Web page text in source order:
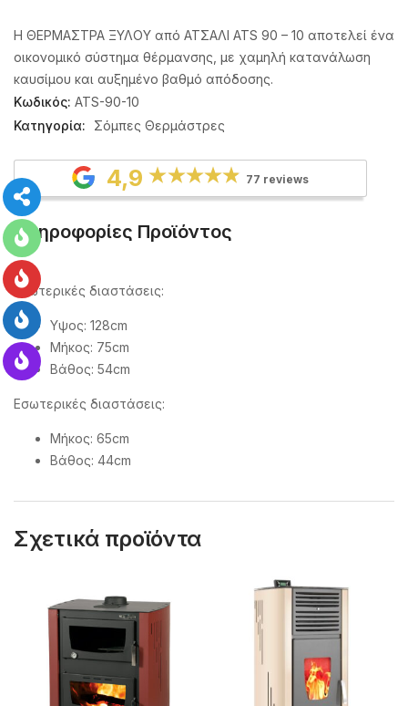
H ΘΕΡΜΑΣΤΡΑ ΞΥΛΟΥ από ΑΤΣΑΛΙ ATS 90 – 10 αποτελεί ένα
οικονομικό σύστημα θέρμανσης, με χαμηλή κατανάλωση
καυσίμου και αυξημένο βαθμό απόδοσης.
Κωδικός: ATS-90-10
Κατηγορία:
Σόμπες Θερμάστρες
4,9 77 reviews
Πληροφορίες Προϊόντος
Eξωτερικές διαστάσεις:
Υψος: 128cm
Μήκος: 75cm
Βάθος: 54cm
Εσωτερικές διαστάσεις:
Μήκος: 65cm
Βάθος: 44cm
Σχετικά προϊόντα